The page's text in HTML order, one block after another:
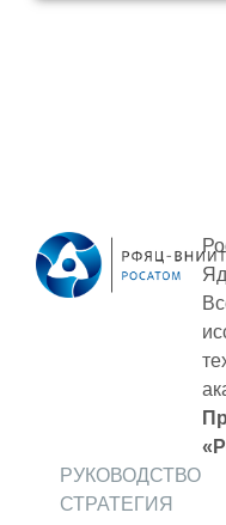
РУКОВОДСТВО
СТРАТЕГИЯ